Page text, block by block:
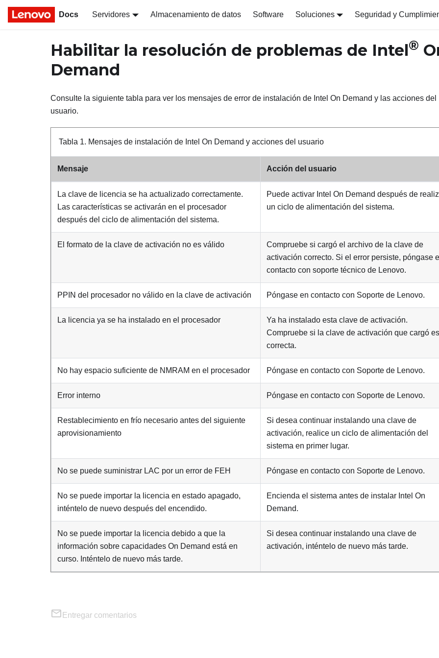
Docs Servidores Almacenamiento de datos Software Soluciones Seguridad y
Habilitar la resolución de problemas de Intel®
Demand
Consulte la siguiente tabla para ver los mensajes de error de instalación de Intel On Demand y las acciones del
usuario.
Tabla 1. Mensajes de instalación de Intel On Demand y acciones del usuario
Mensaje Acción del usuario
La clave de licencia se ha actualizado correctamente.
Las características se activarán en el procesador
después del ciclo de alimentación del sistema.
Puede activar Intel On Demand después de
un ciclo de alimentación del sistema.
El formato de la clave de activación no es válido
Compruebe si cargó el archivo de la clave de
activación correcto. Si el error persiste, póngase
contacto con soporte técnico de Lenovo.
PPIN del procesador no válido en la clave de activación Póngase en contacto con Soporte de Lenovo.
La licencia ya se ha instalado en el procesador
Ya ha instalado esta clave de activación.
Compruebe si la clave de activación que cargó es
correcta.
No hay espacio suficiente de NMRAM en el procesador Póngase en contacto con Soporte de Lenovo.
Error interno Póngase en contacto con Soporte de Lenovo.
Restablecimiento en frío necesario antes del siguiente
aprovisionamiento
Si desea continuar instalando una clave de
activación, realice un ciclo de alimentación del
sistema en primer lugar.
No se puede suministrar LAC por un error de FEH Póngase en contacto con Soporte de Lenovo.
No se puede importar la licencia en estado apagado,
inténtelo de nuevo después del encendido.
Encienda el sistema antes de instalar Intel On
Demand.
No se puede importar la licencia debido a que la
información sobre capacidades On Demand está en
curso. Inténtelo de nuevo más tarde.
Si desea continuar instalando una clave de
activación, inténtelo de nuevo más tarde.
Entregar comentarios